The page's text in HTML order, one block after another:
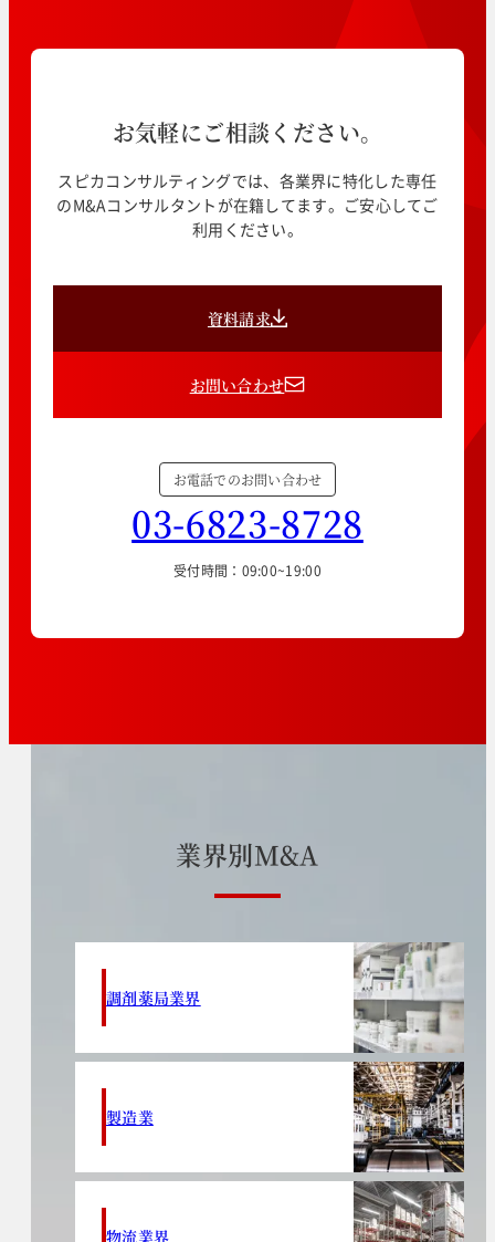
お気軽にご相談ください。
スピカコンサルティングでは、各業界に特化した専任
のM&Aコンサルタントが在籍してます。ご安心してご
利用ください。
資料請求
お問い合わせ
お電話でのお問い合わせ
03-6823-8728
受付時間：09:00~19:00
業界別M&A
調剤薬局業界
製造業
物流業界